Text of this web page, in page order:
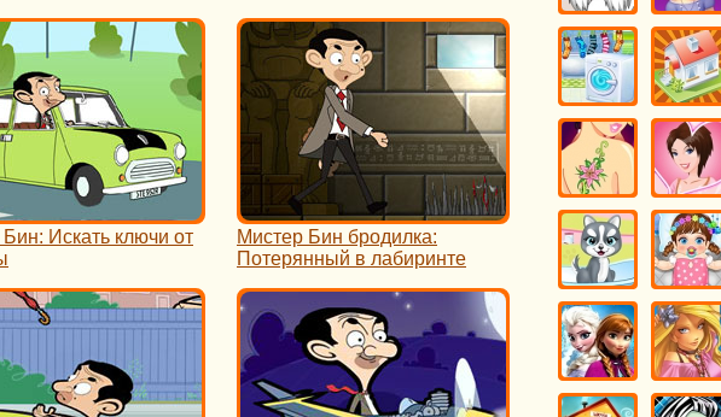
Искать ключи от
Мистер Бин бродилка:
Потерянный в лабиринте